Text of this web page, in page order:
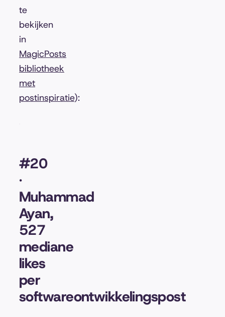
te
bekijken
in
MagicPosts
bibliotheek
met
postinspiratie):
#20
·
Muhammad
Ayan,
527
mediane
likes
per
softwareontwikkelingspost